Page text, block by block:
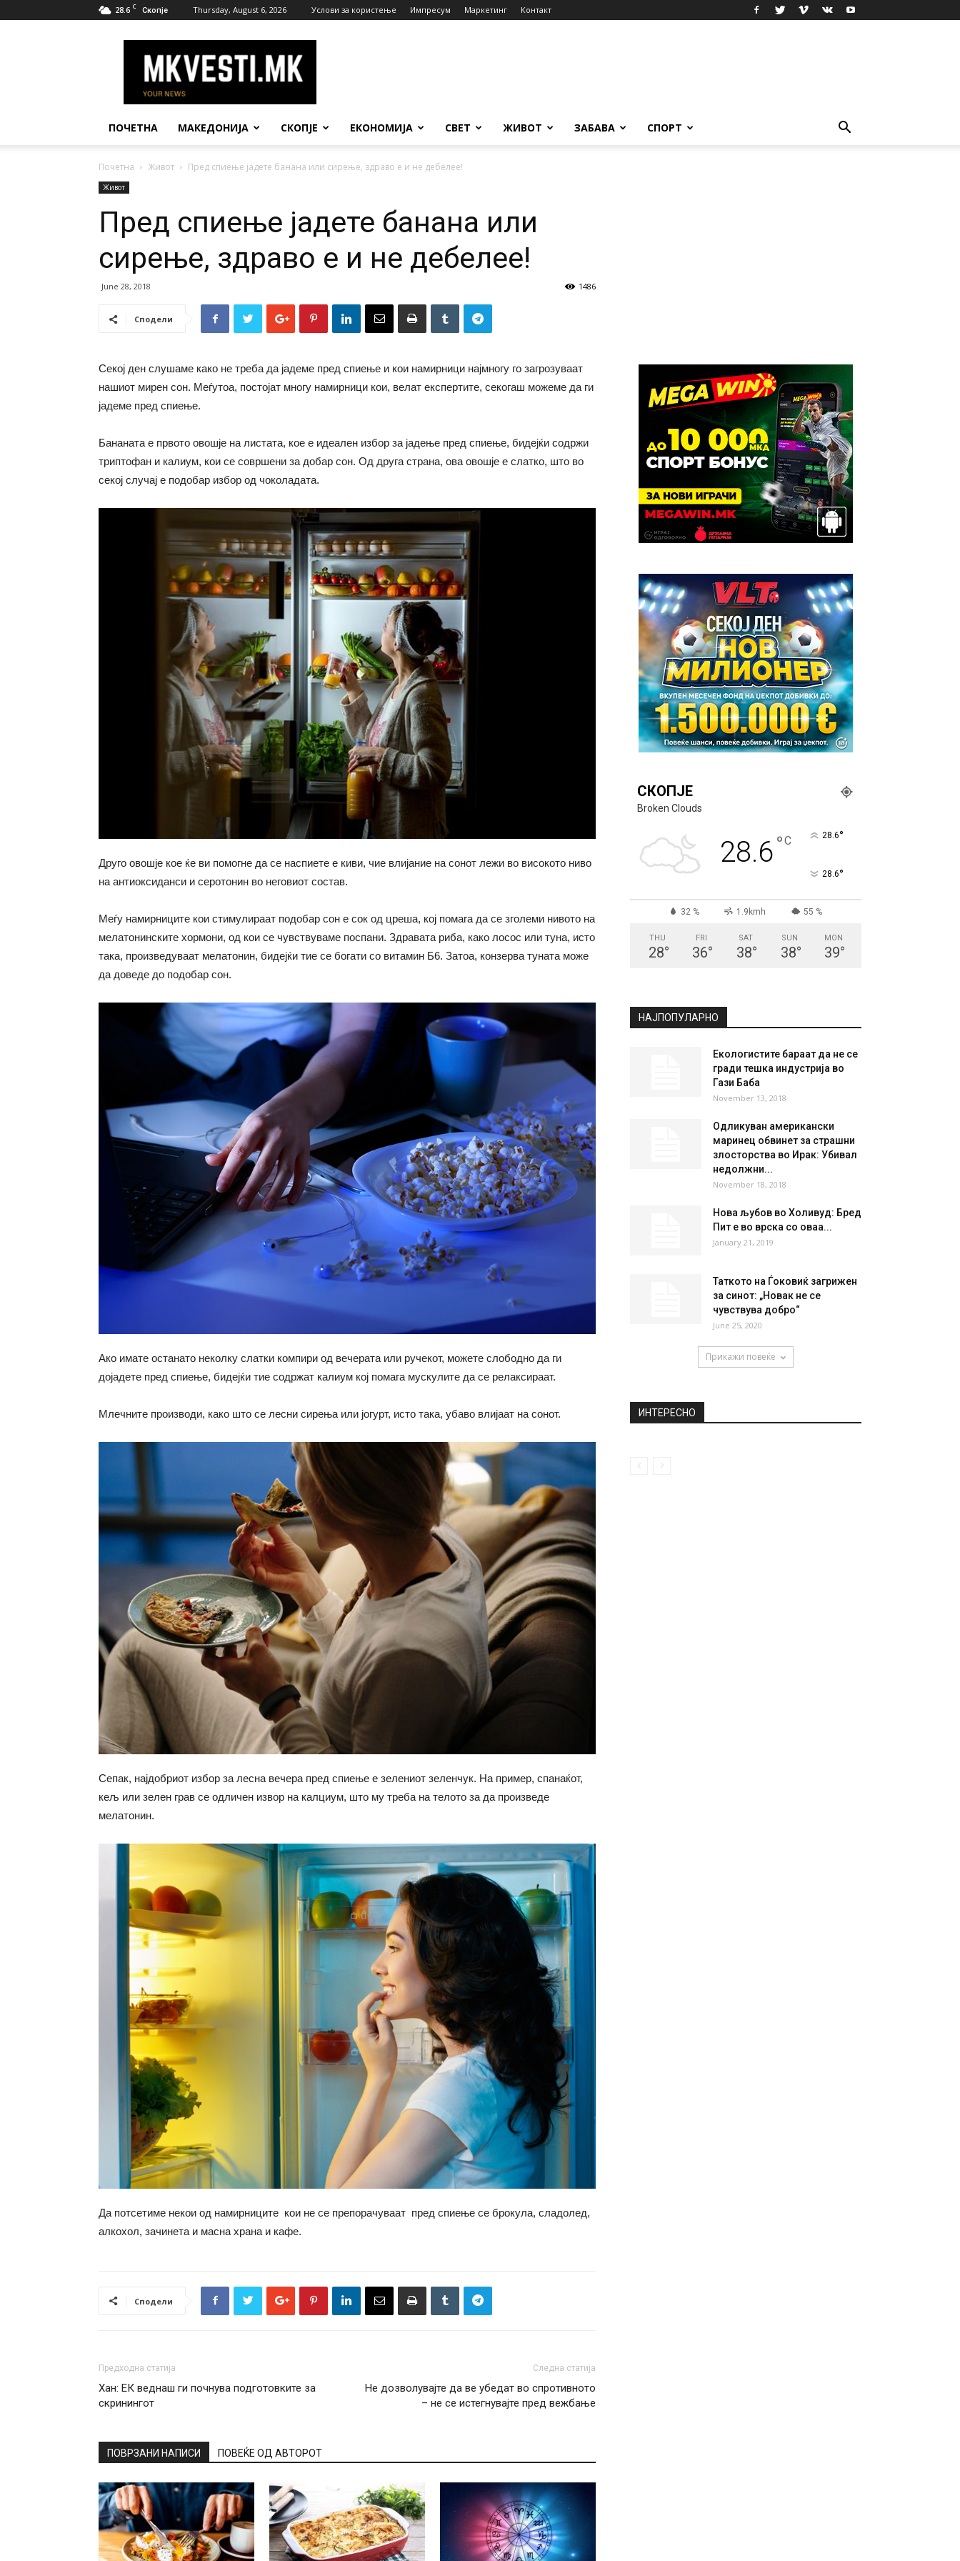
28.6 C Скопје Thursday, August 6, 2026 Услови за користење Импресум Маркетинг Контакт
Вести
ПОЧЕТНА МАКЕДОНИЈА СКОПЈЕ ЕКОНОМИЈА СВЕТ ЖИВОТ ЗАБАВА СПОРТ
Почетна Живот Пред спиење јадете банана или сирење, здраво е и не дебелее!
Живот
Пред спиење јадете банана или
сирење, здраво е и не дебелее!
June 28, 2018 1486
Сподели
Секој ден слушаме како не треба да јадеме пред спиење и кои намирници најмногу го загрозуваат
нашиот мирен сон. Меѓутоа, постојат многу намирници кои, велат експертите, секогаш можеме да ги
јадеме пред спиење.
Бананата е првото овошје на листата, кое е идеален избор за јадење пред спиење, бидејќи содржи
триптофан и калиум, кои се совршени за добар сон. Од друга страна, ова овошје е слатко, што во
секој случај е подобар избор од чоколадата.
Друго овошје кое ќе ви помогне да се наспиете е киви, чие влијание на сонот лежи во високото ниво
на антиоксиданси и серотонин во неговиот состав.
Меѓу намирниците кои стимулираат подобар сон е сок од цреша, кој помага да се зголеми нивото на
мелатонинските хормони, од кои се чувствуваме поспани. Здравата риба, како лосос или туна, исто
така, произведуваат мелатонин, бидејќи тие се богати со витамин Б6. Затоа, конзерва туната може
да доведе до подобар сон.
Ако имате останато неколку слатки компири од вечерата или ручекот, можете слободно да ги
дојадете пред спиење, бидејќи тие содржат калиум кој помага мускулите да се релаксираат.
Млечните производи, како што се лесни сирења или јогурт, исто така, убаво влијаат на сонот.
Сепак, најдобриот избор за лесна вечера пред спиење е зелениот зеленчук. На пример, спанаќот,
кељ или зелен грав се одличен извор на калциум, што му треба на телото за да произведе
мелатонин.
Да потсетиме некои од намирниците кои не се препорачуваат пред спиење се брокула, сладолед,
алкохол, зачинета и масна храна и кафе.
Сподели
Предходна статија
Хан: ЕК веднаш ги почнува подготовките за
скринингот
Следна статија
Не дозволувајте да ве убедат во спротивното
– не се истегнувајте пред вежбање
ПОВРЗАНИ НАПИСИ ПОВЕЌЕ ОД АВТОРОТ
СКОПЈЕ
Broken Clouds
28.6°C 28.6°
28.6°
32 % 1.9kmh 55 %
THU
28°
FRI
36°
SAT
38°
SUN
38°
MON
39°
НАЈПОПУЛАРНО
Екологистите бараат да не се
гради тешка индустрија во
Гази Баба
November 13, 2018
Одликуван американски
маринец обвинет за страшни
злосторства во Ирак: Убивал
недолжни...
November 18, 2018
Нова љубов во Холивуд: Бред
Пит е во врска со оваа...
January 21, 2019
Таткото на Ѓоковиќ загрижен
за синот: „Новак не се
чувствува добро“
June 25, 2020
Прикажи повеќе
ИНТЕРЕСНО